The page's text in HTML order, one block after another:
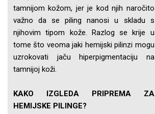
tamnijom kožom, jer je kod njih naročito
važno da se piling nanosi u skladu s
njihovim tipom kože. Razlog se krije u
tome što veoma jaki hemijski pilinzi mogu
uzrokovati jaču hiperpigmentaciju na
tamnijoj koži.
KAKO IZGLEDA PRIPREMA ZA
HEMIJSKE PILINGE?